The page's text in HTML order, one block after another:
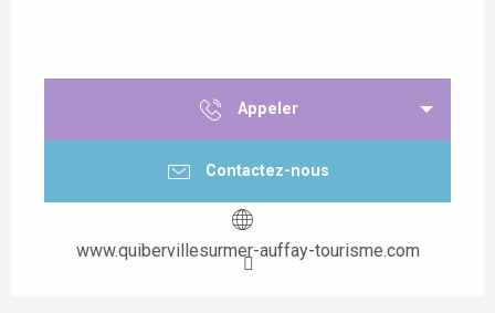
Appeler
Contactez-nous
www.quibervillesurmer-auffay-tourisme.com